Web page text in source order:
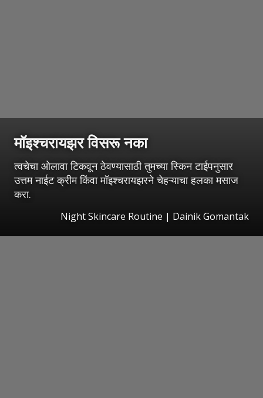
मॉइश्चरायझर विसरू नका
त्वचेचा ओलावा टिकवून ठेवण्यासाठी तुमच्या स्किन टाईपनुसार
उत्तम नाईट क्रीम किंवा मॉइश्चरायझरने चेहऱ्याचा हलका मसाज
करा.
Night Skincare Routine | Dainik Gomantak